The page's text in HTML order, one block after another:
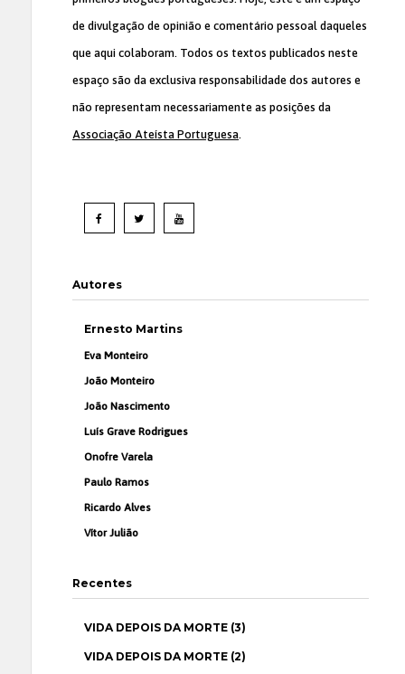
de divulgação de opinião e comentário pessoal daqueles
que aqui colaboram. Todos os textos publicados neste
espaço são da exclusiva responsabilidade dos autores e
não representam necessariamente as posições da
Associação Ateísta Portuguesa.
Autores
Ernesto Martins
Eva Monteiro
João Monteiro
João Nascimento
Luís Grave Rodrigues
Onofre Varela
Paulo Ramos
Ricardo Alves
Vítor Julião
Recentes
VIDA DEPOIS DA MORTE (3)
VIDA DEPOIS DA MORTE (2)